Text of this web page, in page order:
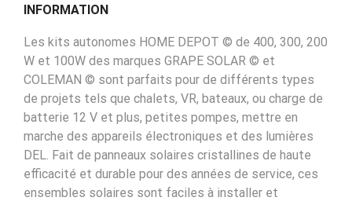
INFORMATION
Les kits autonomes HOME DEPOT © de 400, 300, 200
W et 100W des marques GRAPE SOLAR © et
COLEMAN © sont parfaits pour de différents types
de projets tels que chalets, VR, bateaux, ou charge de
batterie 12 V et plus, petites pompes, mettre en
marche des appareils électroniques et des lumières
DEL. Fait de panneaux solaires cristallines de haute
efficacité et durable pour des années de service, ces
ensembles solaires sont faciles à installer et